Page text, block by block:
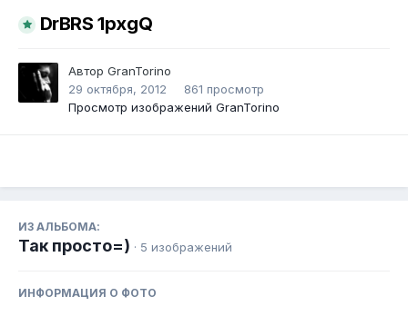
DrBRS 1pxgQ
Автор GranTorino
29 октября, 2012
861 просмотр
Просмотр изображений GranTorino
ИЗ АЛЬБОМА:
Так просто=) · 5 изображений
ИНФОРМАЦИЯ О ФОТО